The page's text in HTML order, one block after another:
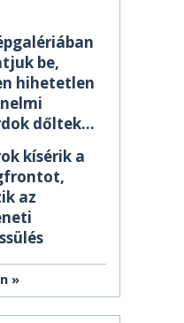
be,
hihetetlen
dőltek
kísérik a
az